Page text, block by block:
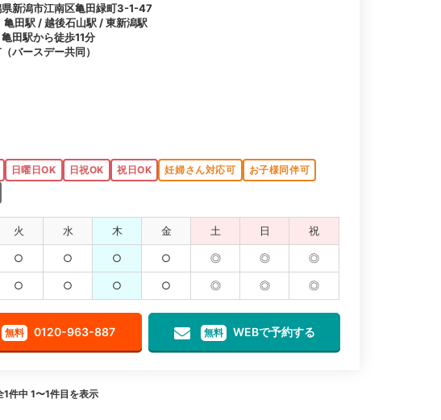
新潟市江南区亀田緑町3-1-47
亀田駅 / 越後石山駅 / 東新潟駅
田駅から徒歩11分
バースデー共同）
日曜日OK 日祝OK 祝日OK 妊婦さん対応可
お子様同伴可
火 水 木 金 土 日 祝
○ ○ ○ ○ ◎ ◎ ◎
○ ○ ○ ○ ◎ ◎ ◎
無料 0120-963-887 無料 WEBで予約する
1件中 1〜1件目を表示